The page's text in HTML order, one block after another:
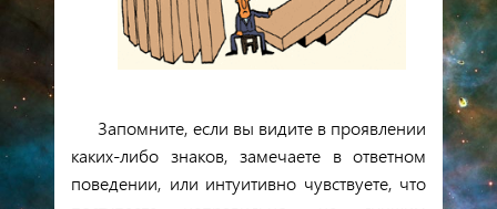
Запомните, если вы видите в проявлении
каких-либо знаков, замечаете в ответном
поведении, или интуитивно чувствуете, что